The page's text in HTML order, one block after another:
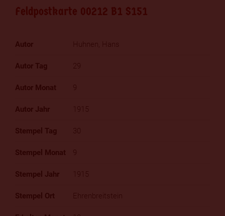
Feldpostkarte 00212 B1 S151
Huhnen, Hans
29
1915
30
1915
Ehrenbreitstein